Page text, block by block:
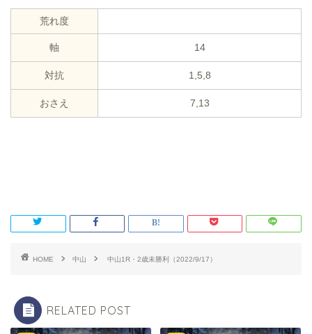
荒れ度
軸 14
対抗 1,5,8
おさえ 7,13
HOME 中山 中山1R・2歳未勝利（2022/9/17）
RELATED POST